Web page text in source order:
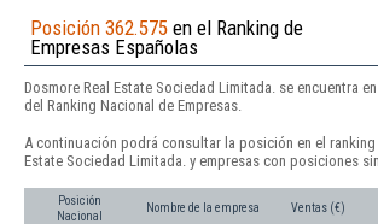
Posición 362.575 en el Ranking de
Empresas Españolas
Dosmore Real Estate Sociedad Limitada. se encuentra
del Ranking Nacional de Empresas.
A continuación podrá consultar la posición en el ranking
Estate Sociedad Limitada. y empresas con posiciones
Posición
Nacional
Nombre de la empresa Ventas (€)